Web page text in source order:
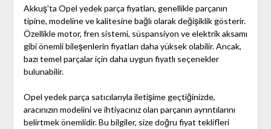
Akkuş'ta Opel yedek parça fiyatları, genellikle parçanın
tipine, modeline ve kalitesine bağlı olarak değişiklik gösterir.
Özellikle motor, fren sistemi, süspansiyon ve elektrik aksamı
gibi önemli bileşenlerin fiyatları daha yüksek olabilir. Ancak,
bazı temel parçalar için daha uygun fiyatlı seçenekler
bulunabilir.
Opel yedek parça satıcılarıyla iletişime geçtiğinizde,
aracınızın modelini ve ihtiyacınız olan parçanın ayrıntılarını
belirtmek önemlidir. Bu bilgiler, size doğru fiyat teklifleri